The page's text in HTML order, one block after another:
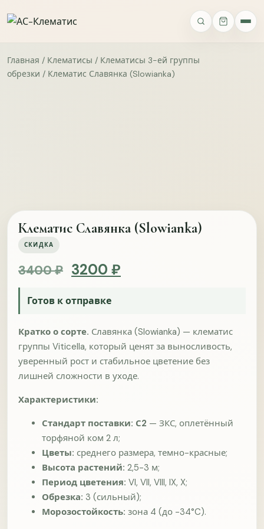
Главная / Клематисы / Клематисы 3-ей группы
обрезки / Клематис Славянка (Slowianka)
Клематис Славянка (Slowianka)
СКИДКА
3400₽ Original price was: 3400 ₽.
3200 ₽
Готов к отправке
Кратко о сорте. Славянка (Slowianka) — клематис
группы Viticella, который ценят за выносливость,
уверенный рост и стабильное цветение без
лишней сложности в уходе.
Характеристики:
Стандарт поставки: С2 — ЗКС, оплетённый
торфяной ком 2 л;
Цветы: среднего размера, темно-красные;
Высота растений: 2,5-3 м;
Период цветения: VI, VII, VIII, IX, X;
Обрезка: 3 (сильный);
Морозостойкость: зона 4 (до -34°C).
Ассортимент Качество Упаковка и доставка
ТЕЛЕФОН
Соцсети или мессенджеры
Что вы ищете у нас в первую очередь?
Опрос подходит и тем, кто только впервые знакомится с
сайтом. Нам важно понять, какие растения и форматы
Клематисы
Пионы
Другие многолетники